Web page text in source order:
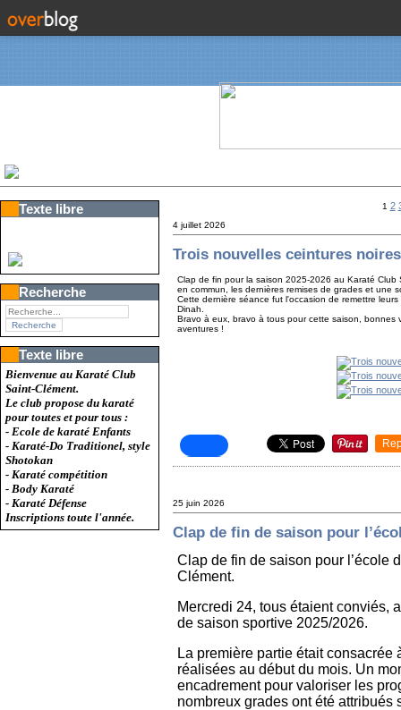
Texte libre
Recherche
Texte libre
Bienvenue au Karaté Club
Saint-Clément.
Le club propose du karaté
pour toutes et pour tous :
- Ecole de karaté Enfants
- Karaté-Do Traditionel, style
Shotokan
- Karaté compétition
- Body Karaté
- Karaté Défense
Inscriptions toute l'année.
1 2
4 juillet 2026
Trois nouvelles ceintures
Clap de fin pour la saison 2025-2026 au Karaté
en commun, les dernières remises de grades et une
Cette dernière séance fut l'occasion de remettre
Dinah.
Bravo à eux, bravo à tous pour cette saison,
aventures !
25 juin 2026
Clap de fin de saison pour
Clap de fin de saison pour l’école
Clément.
Mercredi 24, tous étaient conviés,
de saison sportive 2025/2026.
La première partie était
réalisées au début du mois. Un
encadrement pour valoriser les
nombreux grades ont été attribués